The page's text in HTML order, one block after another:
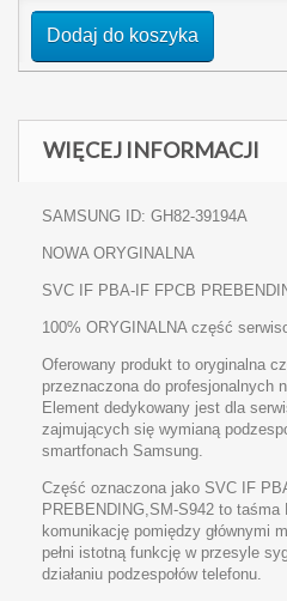
Dodaj do koszyka
WIĘCEJ INFORMACJI
SAMSUNG ID: GH82-39194A
NOWA ORYGINALNA
SVC IF PBA-IF FPCB
100% ORYGINALNA część
Oferowany produkt to oryginalna
przeznaczona do profesjonalnych
Element dedykowany jest dla
zajmujących się wymianą
smartfonach Samsung.
Część oznaczona jako SVC IF
PREBENDING,SM-S942 to taśma
komunikację pomiędzy głównymi
pełni istotną funkcję w przesyle
działaniu podzespołów telefonu.